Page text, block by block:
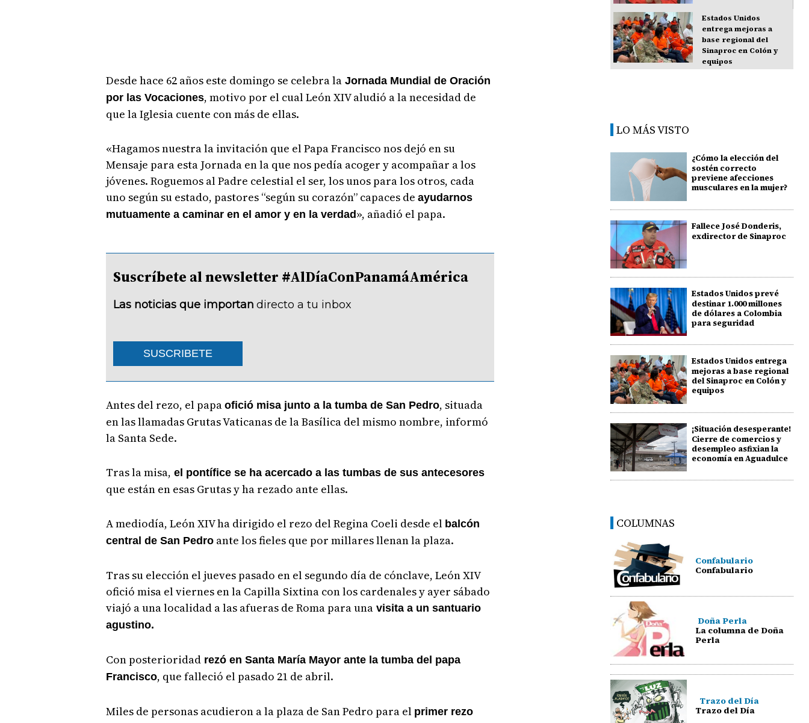
Desde hace 62 años este domingo se celebra laJornada Mundial de Oración
por las Vocaciones, motivo por el cual León XIV aludió a la necesidad de
que la Iglesia cuente con más de ellas.
«Hagamos nuestra la invitación que el Papa Francisco nos dejó en su
Mensaje para esta Jornada en la que nos pedía acoger y acompañar a los
jóvenes. Roguemos al Padre celestial el ser, los unos para los otros, cada
uno según su estado, pastores “según su corazón” capaces de ayudarnos
mutuamente a caminar en el amor y en la verdad », añadió el papa.
Suscríbete al newsletter #AlDíaConPanamáAmérica
Las noticias que importan directo a tu inbox
SUSCRIBETE
Antes del rezo, el papa ofició misa junto a la tumba de San Pedro, situada
en las llamadas Grutas Vaticanas de la Basílica del mismo nombre, informó
la Santa Sede.
Tras la misa, el pontífice se ha acercado a las tumbas de sus antecesores
que están en esas Grutas y ha rezado ante ellas.
A mediodía, León XIV ha dirigido el rezo del Regina Coeli desde el balcón
central de San Pedroante los fieles que por millares llenan la plaza.
Tras su elección el jueves pasado en el segundo día de cónclave, León XIV
ofició misa el viernes en la Capilla Sixtina con los cardenales y ayer sábado
viajó a una localidad a las afueras de Roma para unavisita a un santuario
agustino.
Con posterioridadrezó en Santa María Mayor ante la tumba del papa
Francisco, que falleció el pasado 21 de abril.
Miles de personas acudieron a la plaza de San Pedro para el primer rezo
Estados Unidos
entrega mejoras a
base regional del
Sinaproc en Colón y
equipos
LO MÁS VISTO
¿Cómo la elección del
sostén correcto
previene afecciones
musculares en la mujer?
Fallece José Donderis,
exdirector de Sinaproc
Estados Unidos prevé
destinar 1.000 millones
de dólares a Colombia
para seguridad
Estados Unidos entrega
mejoras a base regional
del Sinaproc en Colón y
equipos
¡Situación desesperante!
Cierre de comercios y
desempleo asfixian la
economía en Aguadulce
COLUMNAS
Confabulario
Confabulario
Doña Perla
La columna de Doña
Perla
Trazo del Día
Trazo del Día